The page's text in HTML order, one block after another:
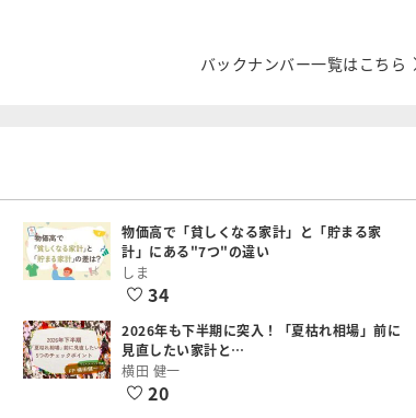
バックナンバー一覧はこちら
物価高で「貧しくなる家計」と「貯まる家
計」にある"7つ"の違い
しま
34
2026年も下半期に突入！「夏枯れ相場」前に
見直したい家計と…
横田 健一
20